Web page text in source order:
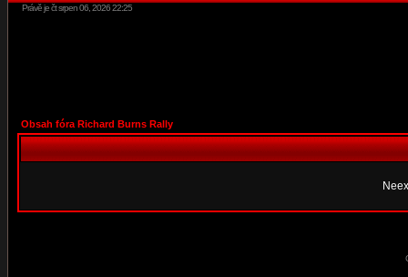
Právě je čt srpen 06, 2026 22:25
Obsah fóra Richard Burns Rally